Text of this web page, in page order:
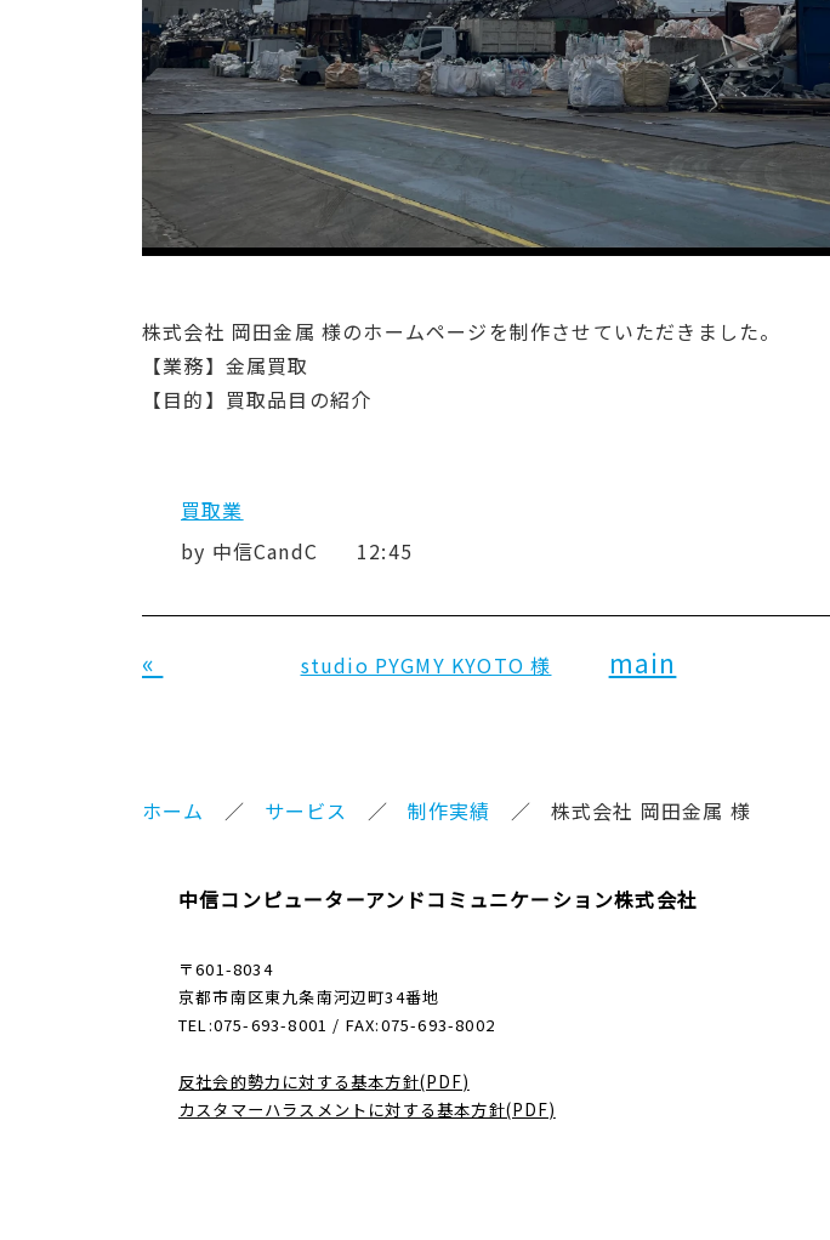
株式会社 岡田金属 様のホームページを制作させていただきました。
【業務】金属買取
【目的】買取品目の紹介
買取業
by 中信CandC 12:45
« studio PYGMY KYOTO 様 main
ホーム サービス 制作実績 株式会社 岡田金属 様
中信コンピューターアンドコミュニケーション株式会社
〒601-8034
京都市南区東九条南河辺町34番地
TEL:075-693-8001 / FAX:075-693-8002
反社会的勢力に対する基本方針(PDF)
カスタマーハラスメントに対する基本方針(PDF)